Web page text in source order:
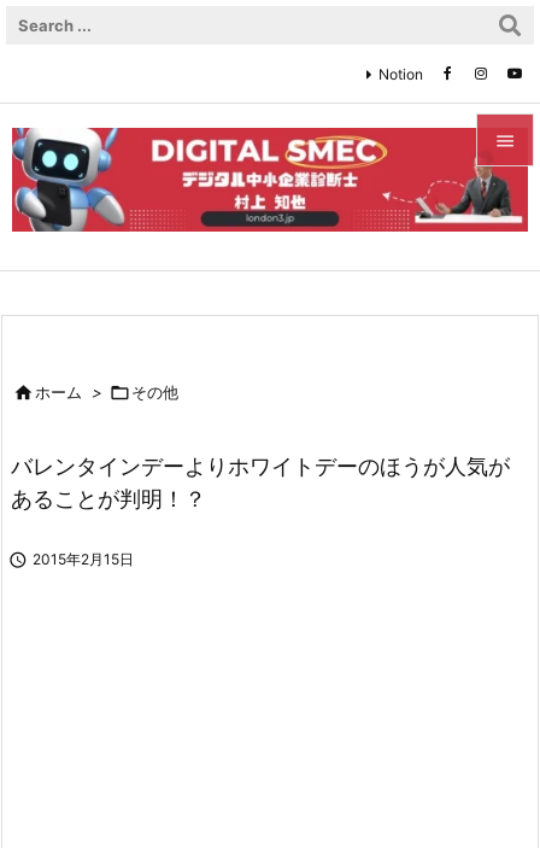


メニュ

検索
Notion
ホーム > その他
バレンタインデーよりホワイトデーのほうが人気が
あることが判明！？
 2015年2月15日